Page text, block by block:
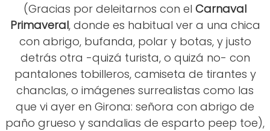
(Gracias por deleitarnos con el Carnaval
Primaveral, donde es habitual ver a una chica
con abrigo, bufanda, polar y botas, y justo
detrás otra -quizá turista, o quizá no- con
pantalones tobilleros, camiseta de tirantes y
chanclas, o imágenes surrealistas como las
que vi ayer en Girona: señora con abrigo de
paño grueso y sandalias de esparto peep toe),